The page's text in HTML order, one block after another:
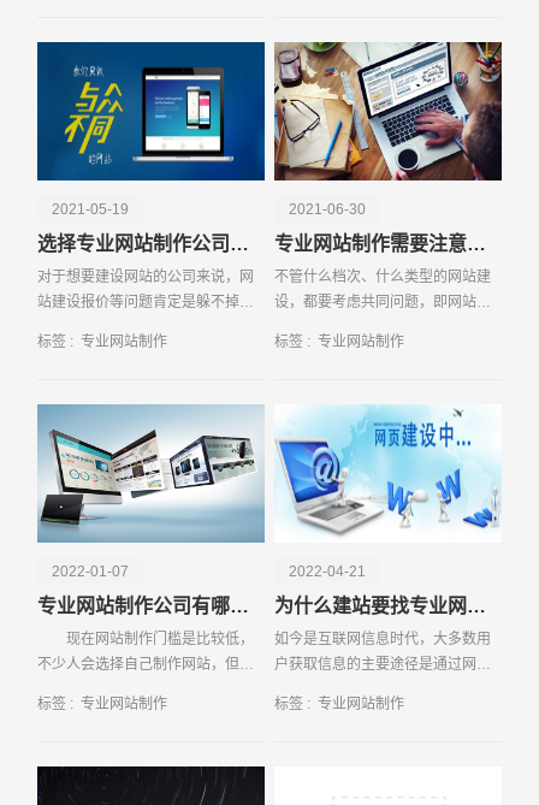
需要多少钱的问题，其
权威性，又应该如何来做
2021-05-19
选择专业网站制作公司的技巧有哪些
对于想要建设网站的公司来说，网
站建设报价等问题肯定是躲不掉
设之前必须清楚知道的。只有掌握
欺骗了。那么，什么因素
标签 : 专业网站制作
2021-06-30
专业网站制作需要注意哪些方面的问题
不管什么档次、什么类型的网站建
设，都要考虑共同问题，即网站建
站建设公司时，一般都希望成本越
站建设费用由哪些因素
标签 : 专业网站制作
2022-01-07
专业网站制作公司有哪些优势
现在网站制作门槛是比较低，
不少人会选择自己制作网站，但是
题，不适合用来网络推广。对于一
标签 : 专业网站制作
2022-04-21
为什么建站要找专业网站制作公司
如今是互联网信息时代，大多数用
户获取信息的主要途径是通过网
的重要性。他们都想利用网络的东
标签 : 专业网站制作
请输入您的公司名称 名字
电话 微信号